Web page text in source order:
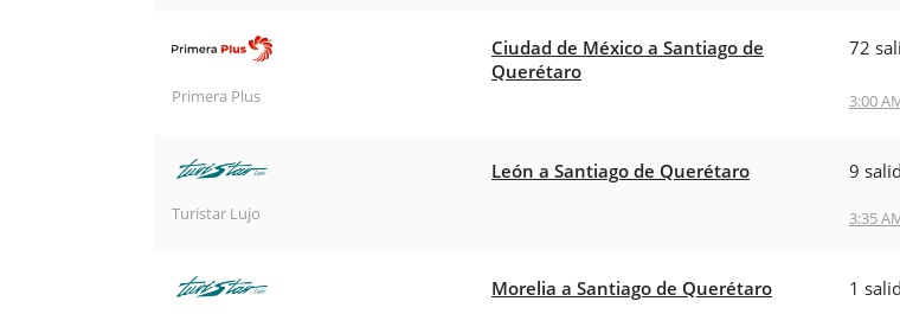
Primera Plus
Ciudad de México a Santiago de
Querétaro
72
3:00
Turistar Lujo
León a Santiago de Querétaro 9
3:35
Morelia a Santiago de Querétaro 1